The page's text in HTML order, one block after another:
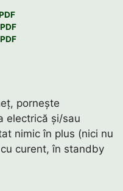
pornește
electrică și/sau
nimic în plus (nici nu
curent, în standby